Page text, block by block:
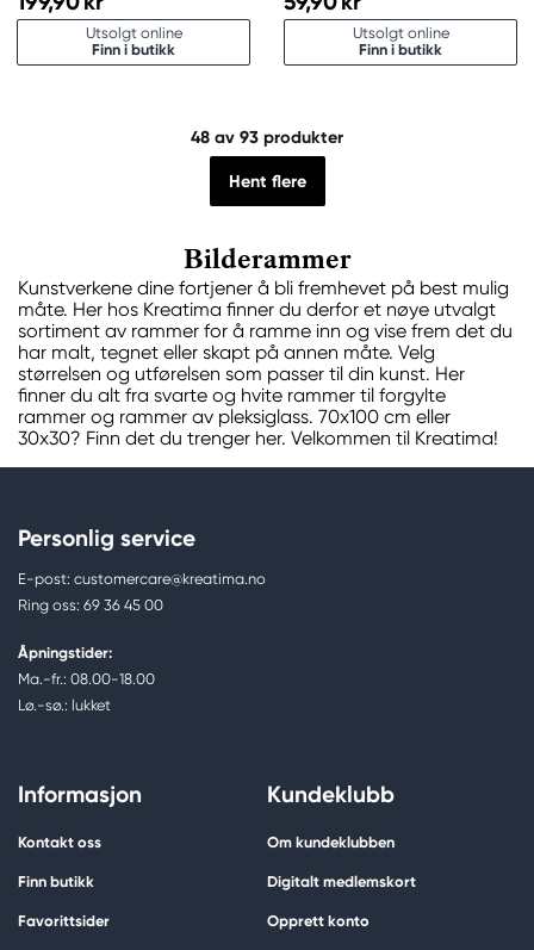
Utsolgt online
Finn i butikk
Utsolgt online
Finn i butikk
48 av 93 produkter
Hent flere
Bilderammer
Kunstverkene dine fortjener å bli fremhevet på best mulig
måte. Her hos Kreatima finner du derfor et nøye utvalgt
sortiment av rammer for å ramme inn og vise frem det du
har malt, tegnet eller skapt på annen måte. Velg
størrelsen og utførelsen som passer til din kunst. Her
finner du alt fra svarte og hvite rammer til forgylte
rammer og rammer av pleksiglass. 70x100 cm eller
30x30? Finn det du trenger her. Velkommen til Kreatima!
Personlig service
E-post: customercare@kreatima.no
Ring oss: 69 36 45 00
Åpningstider:
Ma.-fr.: 08.00-18.00
Lø.-sø.: lukket
Informasjon
Kontakt oss
Finn butikk
Favorittsider
Kundeklubb
Om kundeklubben
Digitalt medlemskort
Opprett konto